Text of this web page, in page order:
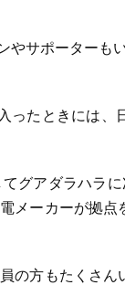
やサポーターも
たときには、
グアダラハラ
メーカーが拠
の方もたくさ